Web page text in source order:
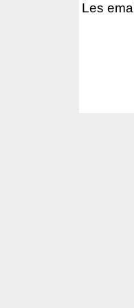
Les